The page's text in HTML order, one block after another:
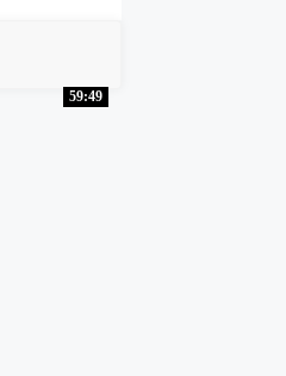
59:49